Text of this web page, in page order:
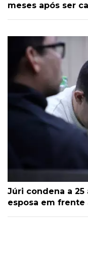
meses após ser
Júri condena a
esposa em frente